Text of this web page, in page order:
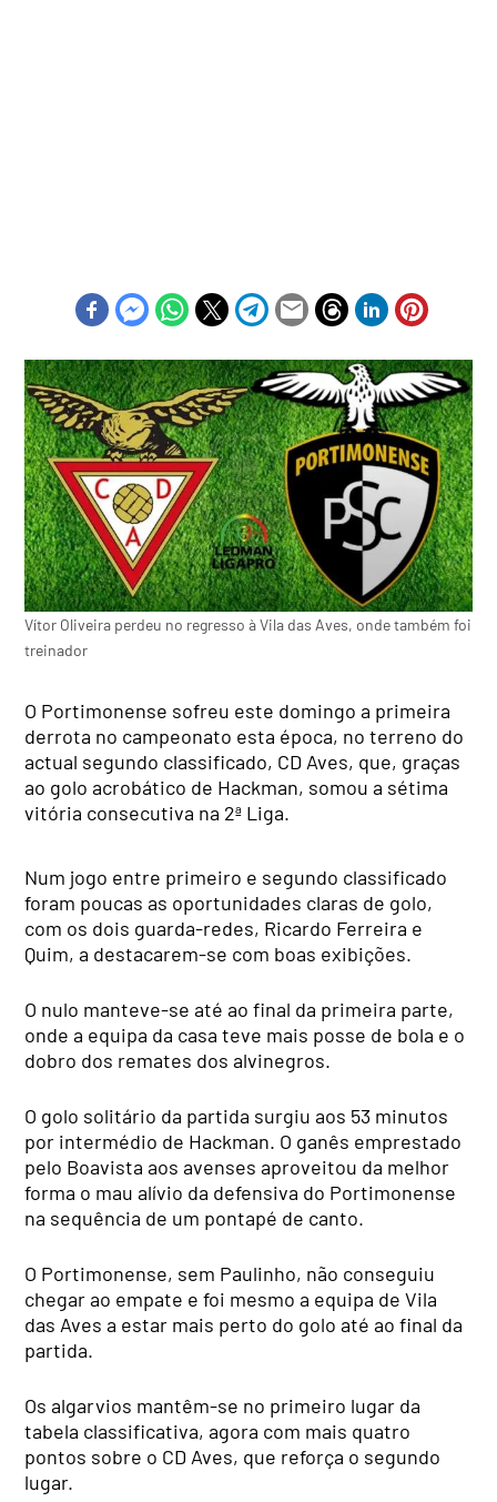
Vítor Oliveira perdeu no regresso à Vila das Aves, onde também foi
treinador
O Portimonense sofreu este domingo a primeira
derrota no campeonato esta época, no terreno do
actual segundo classificado, CD Aves, que, graças
ao golo acrobático de Hackman, somou a sétima
vitória consecutiva na 2ª Liga.
Num jogo entre primeiro e segundo classificado
foram poucas as oportunidades claras de golo,
com os dois guarda-redes, Ricardo Ferreira e
Quim, a destacarem-se com boas exibições.
O nulo manteve-se até ao final da primeira parte,
onde a equipa da casa teve mais posse de bola e o
dobro dos remates dos alvinegros.
O golo solitário da partida surgiu aos 53 minutos
por intermédio de Hackman. O ganês emprestado
pelo Boavista aos avenses aproveitou da melhor
forma o mau alívio da defensiva do Portimonense
na sequência de um pontapé de canto.
O Portimonense, sem Paulinho, não conseguiu
chegar ao empate e foi mesmo a equipa de Vila
das Aves a estar mais perto do golo até ao final da
partida.
Os algarvios mantêm-se no primeiro lugar da
tabela classificativa, agora com mais quatro
pontos sobre o CD Aves, que reforça o segundo
lugar.